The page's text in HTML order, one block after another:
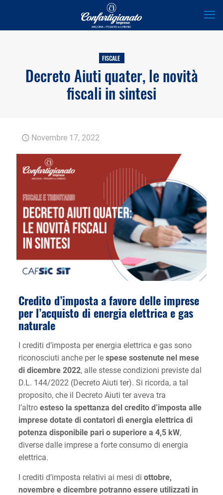
FISCALE
Decreto Aiuti quater, le novità
fiscali in sintesi
Novembre 17, 2022
Credito d’imposta a favore delle imprese
per l’acquisto di energia elettrica e gas
naturale
I crediti d’imposta per energia elettrica e gas sono
riconosciuti anche per le spese sostenute nel mese
di dicembre 2022, alle stesse condizioni previste dal
D.L. 144/2022 (Decreto Aiuti ter). Si ricorda, a tal
proposito, che il Decreto Aiuti ter aveva tra
l’altro esteso la spettanza del credito d’imposta alle
imprese dotate di contatori di energia elettrica di
potenza disponibile pari o superiore a 4,5 kW,
diverse dalle imprese a forte consumo di energia
elettrica.
I crediti d’imposta relativi ai mesi di ottobre,
novembre e dicembre potranno essere utilizzati in